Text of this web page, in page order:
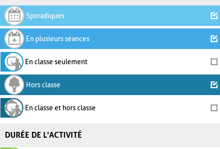
Sporadiques
En plusieurs séances
En classe seulement
Hors classe
En classe et hors classe
DURÉE DE L'ACTIVITÉ